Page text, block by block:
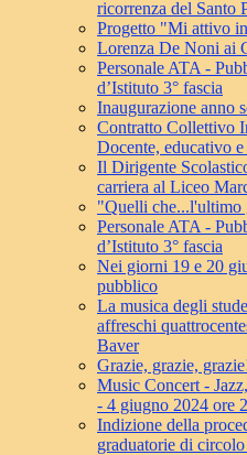
ricorrenza del Santo
Progetto "Mi attivo
Lorenza De Noni ai
Personale ATA -
d’Istituto 3° fascia
Inaugurazione anno
Contratto Collettivo
Docente, educativo
Il Dirigente
carriera al Liceo
"Quelli che...l'ultimo
Personale ATA -
d’Istituto 3° fascia
Nei giorni 19 e 20
pubblico
La musica degli
affreschi
Baver
Grazie, grazie,
Music Concert -
- 4 giugno 2024 ore
Indizione della
graduatorie di